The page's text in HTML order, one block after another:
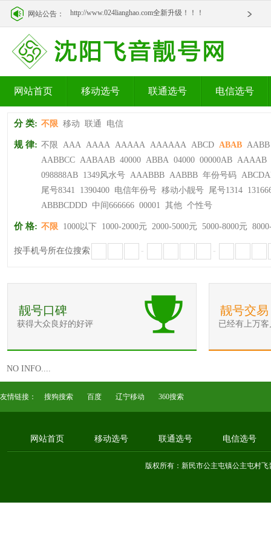
网站公告： http://www.024lianghao.com全新升级！！！
网站首页 移动选号 联通选号 电信选号
分 类: 不限 移动 联通 电信
规 律: 不限 AAA AAAA AAAAA AAAAAA ABCD ABAB AABB
AABBCC AABAAB 40000 ABBA 04000 00000AB AAAAB
098888AB 1349风水号 AAABBB AABBB 年份号码
尾号8341
1390400 电信年份号 移动小靓号 尾号1314
ABBBCDDD 中间666666 00001 其他 个性号
价 格: 不限 1000以下 1000-2000元 2000-5000元 5000-8000元
按手机号所在位搜索 - -
靓号口碑
获得大众良好的好评
靓号交易
已经有上万
NO INFO....
友情链接： 搜狗搜索 百度 辽宁移动 360搜索
网站首页 移动选号 联通选号 电信选号
版权所有：新民市公主屯镇公主屯村